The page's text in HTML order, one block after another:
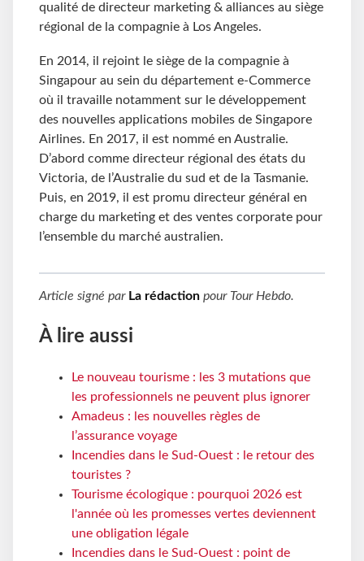
qualité de directeur marketing & alliances au siège
régional de la compagnie à Los Angeles.
En 2014, il rejoint le siège de la compagnie à
Singapour au sein du département e-Commerce
où il travaille notamment sur le développement
des nouvelles applications mobiles de Singapore
Airlines. En 2017, il est nommé en Australie.
D’abord comme directeur régional des états du
Victoria, de l’Australie du sud et de la Tasmanie.
Puis, en 2019, il est promu directeur général en
charge du marketing et des ventes corporate pour
l’ensemble du marché australien.
Article signé par La rédaction pour Tour Hebdo.
À lire aussi
Le nouveau tourisme : les 3 mutations que
les professionnels ne peuvent plus ignorer
Amadeus : les nouvelles règles de
l’assurance voyage
Incendies dans le Sud-Ouest : le retour des
touristes ?
Tourisme écologique : pourquoi 2026 est
l'année où les promesses vertes deviennent
une obligation légale
Incendies dans le Sud-Ouest : point de